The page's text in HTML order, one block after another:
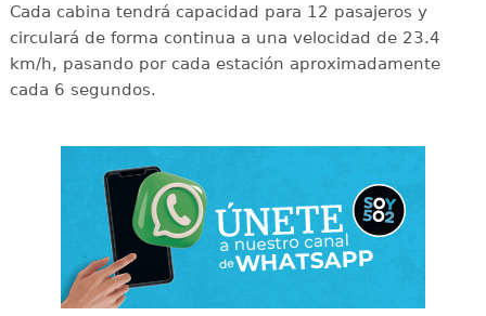
Cada cabina tendrá capacidad para 12 pasajeros y
circulará de forma continua a una velocidad de 23.4
km/h, pasando por cada estación aproximadamente
cada 6 segundos.